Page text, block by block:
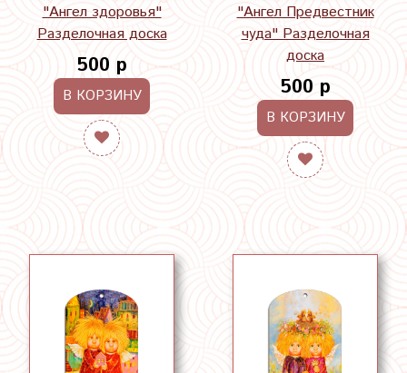
"Ангел здоровья"
Разделочная доска
500 р
В КОРЗИНУ
"Ангел Предвестник
чуда" Разделочная
доска
500 р
В КОРЗИНУ